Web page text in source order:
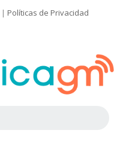
| Políticas de Privacidad